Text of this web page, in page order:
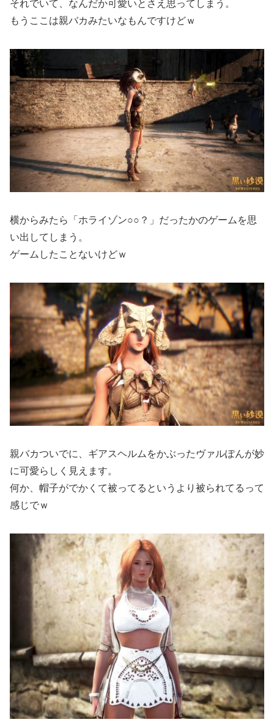
それでいて、なんだか可愛いとさえ思ってしまう。
もうここは親バカみたいなもんですけどｗ
横からみたら「ホライゾン○○？」だったかのゲームを思
い出してしまう。
ゲームしたことないけどｗ
親バカついでに、ギアスヘルムをかぶったヴァルぽんが妙
に可愛らしく見えます。
何か、帽子がでかくて被ってるというより被られてるって
感じでｗ